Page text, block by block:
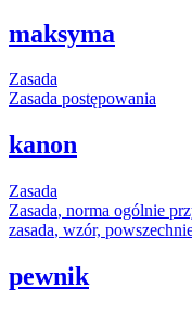
maksyma
Zasada
Zasada postępowania
kanon
Zasada
Zasada, norma ogólnie
zasada, wzór,
pewnik